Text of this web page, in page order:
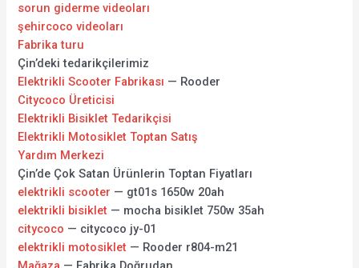
sorun giderme videoları
şehircoco videoları
Fabrika turu
Çin’deki tedarikçilerimiz
Elektrikli Scooter Fabrikası — Rooder
Citycoco Üreticisi
Elektrikli Bisiklet Tedarikçisi
Elektrikli Motosiklet Toptan Satış
Yardım Merkezi
Çin’de Çok Satan Ürünlerin Toptan Fiyatları
elektrikli scooter — gt01s 1650w 20ah
elektrikli bisiklet — mocha bisiklet 750w 35ah
citycoco — citycoco jy-01
elektrikli motosiklet — Rooder r804-m21